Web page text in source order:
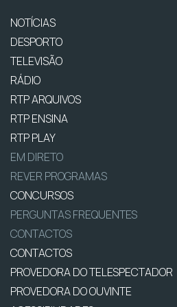
NOTÍCIAS
DESPORTO
TELEVISÃO
RÁDIO
RTP ARQUIVOS
RTP ENSINA
RTP PLAY
EM DIRETO
REVER PROGRAMAS
CONCURSOS
PERGUNTAS FREQUENTES
CONTACTOS
CONTACTOS
PROVEDORA DO TELESPECTADOR
PROVEDORA DO OUVINTE